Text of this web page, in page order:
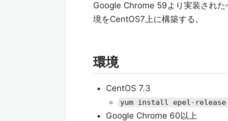
Google Chrome 59より実装され
境をCentOS7上に構築する。
環境
CentOS 7.3
yum install epel-release
Google Chrome 60以上